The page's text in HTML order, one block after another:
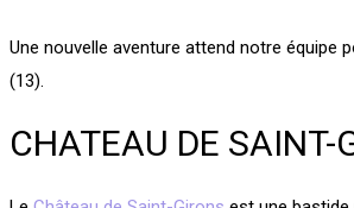
Une nouvelle aventure attend notre équipe
(13).
CHATEAU DE SAINT-